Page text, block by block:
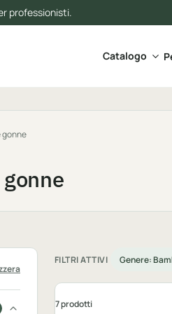
professionisti.
Catalogo
gonne
FILTRI ATTIVI Genere:
7 prodotti